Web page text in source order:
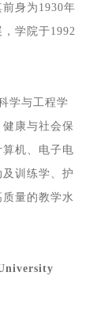
身为1930年
学院于1992
学与工程学
康与社会保
机、电子电
训练学、护
量的教学水